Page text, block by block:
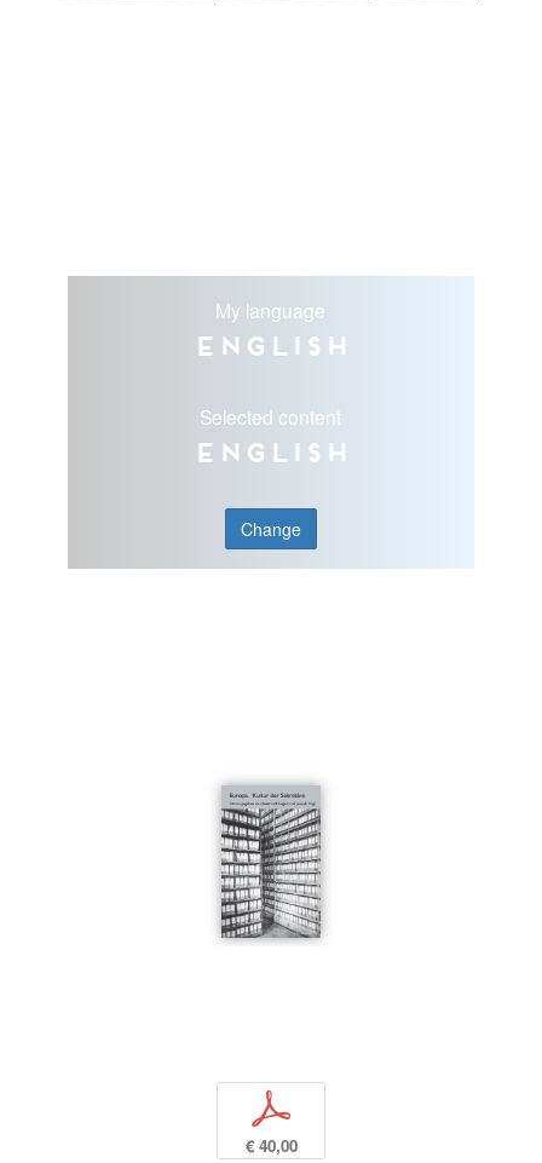
My language
English
Selected content
English
Change
p
€ 40,00